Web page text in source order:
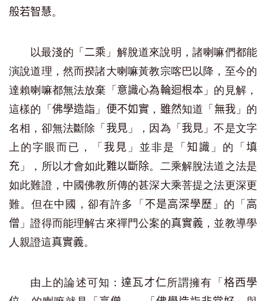
般若智慧。
以最淺的「 二乘 」解脫道來說明，諸喇嘛們都能
演說道理，然而揆諸大喇嘛黃教宗喀巴以降，至今的
達賴喇嘛都無法放棄「 意識心為輪迴根本 」的見解，
這樣的「 佛學造詣 」 便不如實 ， 雖然知道「 無我」的
名相，卻無法斷除「 我見 」，因為「 我見 」不是文字
上的字眼而已，「 我見 」並非是「 知識 」的「 填
充 」，所以才會如此難以斷除。二乘解脫法道之法是
如此難證，中國佛教所傳的甚深大乘菩提之法更深更
難。但在中國，卻有許多「 不是高深學歷 」的「 高
僧 」證得而能理解古來禪門公案的真實義 ，並教導學
人親證這真實義。
由上的論述可知：達瓦才仁所謂擁有「 格西學